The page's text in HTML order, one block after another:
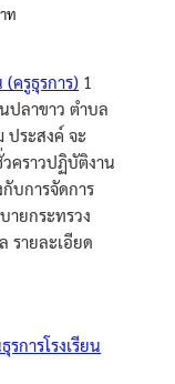
ท
(ครูธุรการ) 1
ปลาขาว ตำบล
ประสงค์ จะ
คราวปฏิบัติงาน
กับการจัดการ
ายกระทรวง
รายละเอียด
การโรงเรียน